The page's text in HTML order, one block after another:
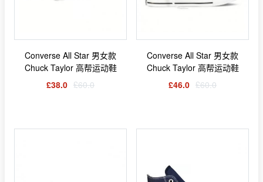
Converse All Star 男女款
Chuck Taylor 高帮运动鞋
£38.0 £60.0
Converse All Star 男女款
Chuck Taylor 高帮运动鞋
£46.0 £60.0